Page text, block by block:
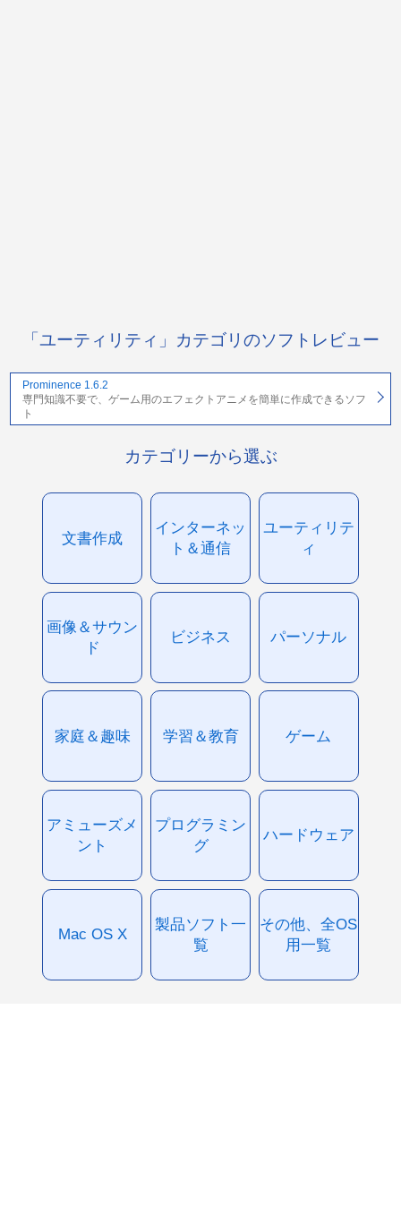
「ユーティリティ」カテゴリのソフトレビュー
Prominence 1.6.2
専門知識不要で、ゲーム用のエフェクトアニメを簡単に作成できるソフ
ト
カテゴリーから選ぶ
文書作成
インターネッ
ト＆通信
ユーティリテ
ィ
画像＆サウン
ド
ビジネス パーソナル
家庭＆趣味 学習＆教育 ゲーム
アミューズメ
ント
プログラミン
グ
ハードウェア
Mac OS X
製品ソフト一
覧
その他、全OS
用一覧